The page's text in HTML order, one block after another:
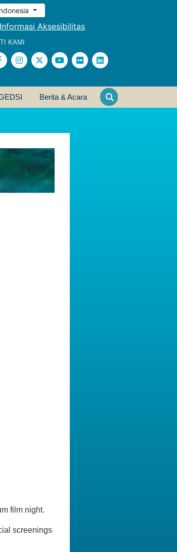
Informasi Aksesibilitas
KAMI
Berita & Acara
film night.
screenings